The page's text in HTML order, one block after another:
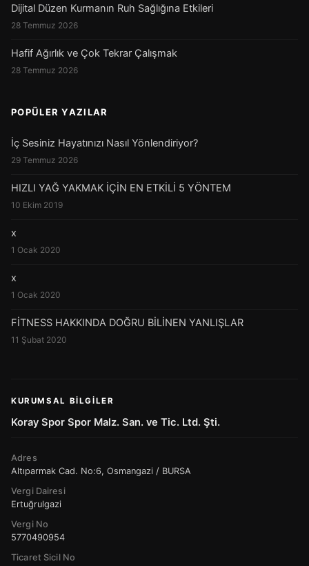
Dijital Düzen Kurmanın Ruh Sağlığına Etkileri
28 Temmuz 2026
Hafif Ağırlık ve Çok Tekrar Çalışmak
28 Temmuz 2026
POPÜLER YAZILAR
İç Sesiniz Hayatınızı Nasıl Yönlendiriyor?
29 Temmuz 2026
HIZLI YAĞ YAKMAK İÇİN EN ETKİLİ 5 YÖNTEM
10 Ekim 2019
x
1 Ocak 2020
x
1 Ocak 2020
FİTNESS HAKKINDA DOĞRU BİLİNEN YANLIŞLAR
11 Şubat 2020
KURUMSAL BILGILER
Koray Spor Spor Malz. San. ve Tic. Ltd. Şti.
Adres
Altıparmak Cad. No:6, Osmangazi / BURSA
Vergi Dairesi
Ertuğrulgazi
Vergi No
5770490954
Ticaret Sicil No